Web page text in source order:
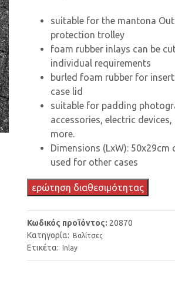
suitable for the mantona
protection trolley
foam rubber inlays can be
individual requirements
burled foam rubber for
case lid
suitable for padding
accessories, electric
more.
Dimensions (LxW): 50x29cm
used for other cases
ερώτηση διαθεσιμότητας
Κωδικός προϊόντος: 20870
Κατηγορία:
Βαλίτσες
Ετικέτα: Inlay